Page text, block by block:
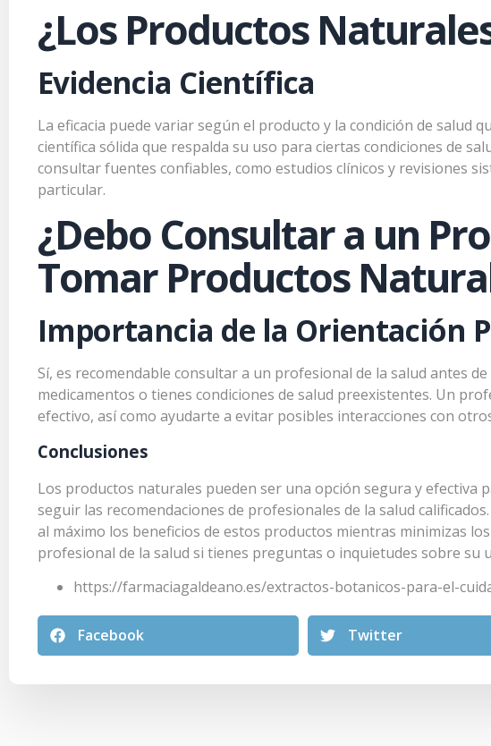
¿Los Productos
Evidencia Científica
La eficacia puede variar según el producto y la condición de salud
científica sólida que respalda su uso para ciertas condiciones de
consultar fuentes confiables, como estudios clínicos y revisiones
particular.
¿Debo Consultar a un
Tomar Productos
Importancia de la Orientación
Sí, es recomendable consultar a un profesional de la salud antes
medicamentos o tienes condiciones de salud preexistentes. Un
efectivo, así como ayudarte a evitar posibles interacciones con
Conclusiones
Los productos naturales pueden ser una opción segura y
seguir las recomendaciones de profesionales de la salud
al máximo los beneficios de estos productos mientras minimizas
profesional de la salud si tienes preguntas o inquietudes sobre su
https://farmaciagaldeano.es/extractos-botanicos-para-el-
Facebook Twitter